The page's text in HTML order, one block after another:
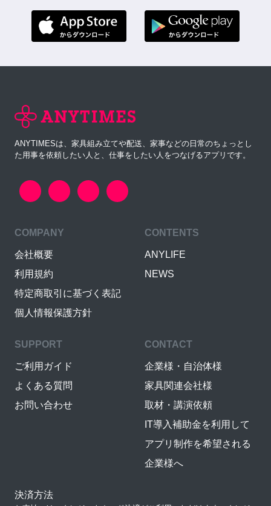
ANYTIMESは、家具組み立てや配送、家事などの日常のちょっとし
た用事を依頼したい人と、仕事をしたい人をつなげるアプリです。
COMPANY
会社概要
利用規約
特定商取引に基づく表記
個人情報保護方針
CONTENTS
ANYLIFE
NEWS
SUPPORT
ご利用ガイド
よくある質問
お問い合わせ
CONTACT
企業様・自治体様
家具関連会社様
取材・講演依頼
IT導入補助金を利用して
アプリ制作を希望される
企業様へ
決済方法